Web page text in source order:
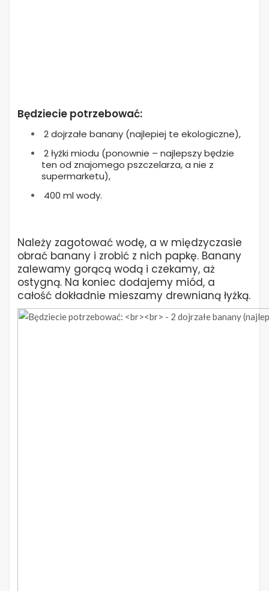
Będziecie potrzebować:
2 dojrzałe banany (najlepiej te ekologiczne),
2 łyżki miodu (ponownie – najlepszy będzie
ten od znajomego pszczelarza, a nie z
supermarketu),
400 ml wody.
Należy zagotować wodę, a w międzyczasie
obrać banany i zrobić z nich papkę. Banany
zalewamy gorącą wodą i czekamy, aż
ostygną. Na koniec dodajemy miód, a
całość dokładnie mieszamy drewnianą łyżką.